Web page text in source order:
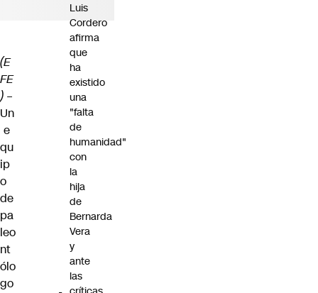
(E
FE
) –
Un
e
qu
ip
o
de
pa
leo
nt
ólo
go
Luis
Cordero
afirma
que
ha
existido
una
"falta
de
humanidad"
con
la
hija
de
Bernarda
Vera
y
ante
las